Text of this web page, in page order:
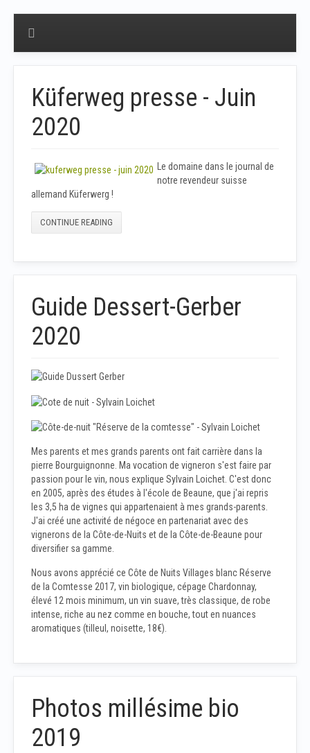
Küferweg presse - Juin
2020
Le domaine dans le journal de
notre revendeur suisse
allemand Küferwerg !
CONTINUE READING
Guide Dessert-Gerber
2020
Mes parents et mes grands parents ont fait carrière dans la
pierre Bourguignonne. Ma vocation de vigneron s'est faire par
passion pour le vin, nous explique Sylvain Loichet. C'est donc
en 2005, après des études à l'école de Beaune, que j'ai repris
les 3,5 ha de vignes qui appartenaient à mes grands-parents.
J'ai créé une activité de négoce en partenariat avec des
vignerons de la Côte-de-Nuits et de la Côte-de-Beaune pour
diversifier sa gamme.
Nous avons apprécié ce Côte de Nuits Villages blanc Réserve
de la Comtesse 2017, vin biologique, cépage Chardonnay,
élevé 12 mois minimum, un vin suave, très classique, de robe
intense, riche au nez comme en bouche, tout en nuances
aromatiques (tilleul, noisette, 18€).
Photos millésime bio
2019